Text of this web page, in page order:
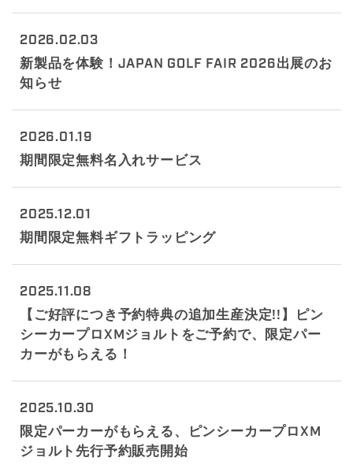
2026.02.03
新製品を体験！JAPAN GOLF FAIR 2026出展のお
知らせ
2026.01.19
期間限定無料名入れサービス
2025.12.01
期間限定無料ギフトラッピング
2025.11.08
【ご好評につき予約特典の追加生産決定!!】ピン
シーカープロXMジョルトをご予約で、限定パー
カーがもらえる！
2025.10.30
限定パーカーがもらえる、ピンシーカープロXM
ジョルト先行予約販売開始